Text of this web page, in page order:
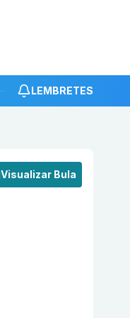
LEMBRETES
Visualizar Bula